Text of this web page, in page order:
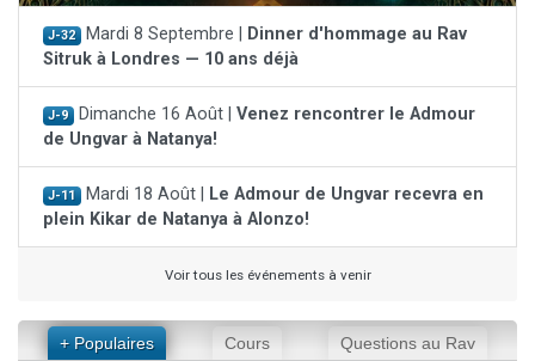
J-32 Mardi 8 Septembre |
Dinner d'hommage au Rav
Sitruk à Londres — 10 ans déjà
J-9 Dimanche 16 Août | Venez rencontrer le Admour
de Ungvar à Natanya!
J-11 Mardi 18 Août |
Le Admour de Ungvar recevra en
plein Kikar de Natanya à Alonzo!
Voir tous les événements à venir
+ Populaires Cours Questions au Rav